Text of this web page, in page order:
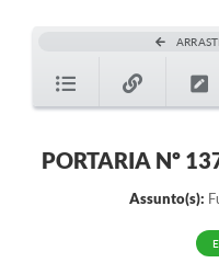
PORTARIA Nº
Assunto(s):